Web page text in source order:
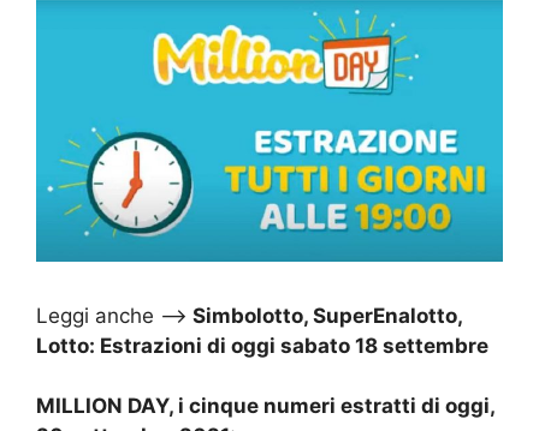
Leggi anche –> Simbolotto, SuperEnalotto,
Lotto: Estrazioni di oggi sabato 18 settembre
MILLION DAY, i cinque numeri estratti di oggi,